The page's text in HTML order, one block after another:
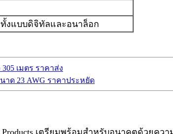
งแบบดิจิทัลและอนาล็อก
เมตร ราคาส่ง
าด 23 AWG ราคาประหยัด